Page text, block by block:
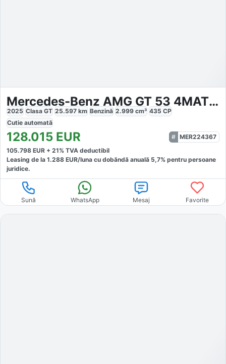
Mercedes-Benz AMG GT 53 4MATIC AMG Carbon
2025 Clasa GT 25.597 km Benzină 2.999 cm³ 435 CP
Cutie automată
128.015 EUR
MER224367
105.798 EUR + 21% TVA deductibil
Leasing de la 1.288 EUR/luna cu dobăndă anuală 5,7% pentru persoane
juridice.
Sună WhatsApp Mesaj Favorite